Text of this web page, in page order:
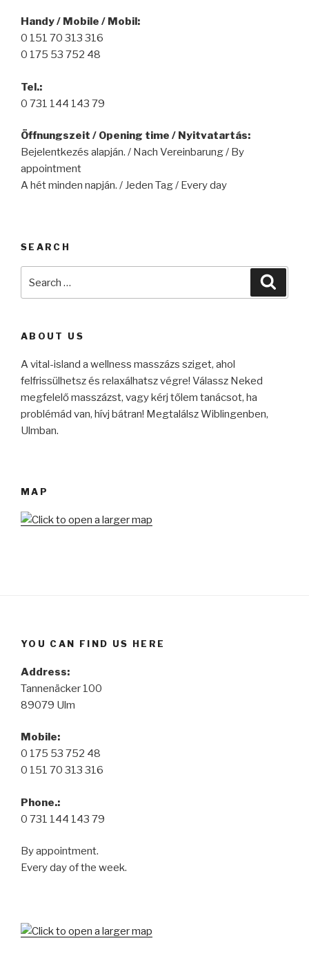
Handy / Mobile / Mobil:
0 151 70 313 316
0 175 53 752 48
Tel.:
0 731 144 143 79
Öffnungszeit / Opening time / Nyitvatartás:
Bejelentkezés alapján. / Nach Vereinbarung / By
appointment
A hét minden napján. / Jeden Tag / Every day
SEARCH
ABOUT US
A vital-island a wellness masszázs sziget, ahol
felfrissülhetsz és relaxálhatsz végre! Válassz Neked
megfelelő masszázst, vagy kérj tőlem tanácsot, ha
problémád van, hívj bátran! Megtalálsz Wiblingenben,
Ulmban.
MAP
YOU CAN FIND US HERE
Address:
Tannenäcker 100
89079 Ulm
Mobile:
0 175 53 752 48
0 151 70 313 316
Phone.:
0 731 144 143 79
By appointment.
Every day of the week.